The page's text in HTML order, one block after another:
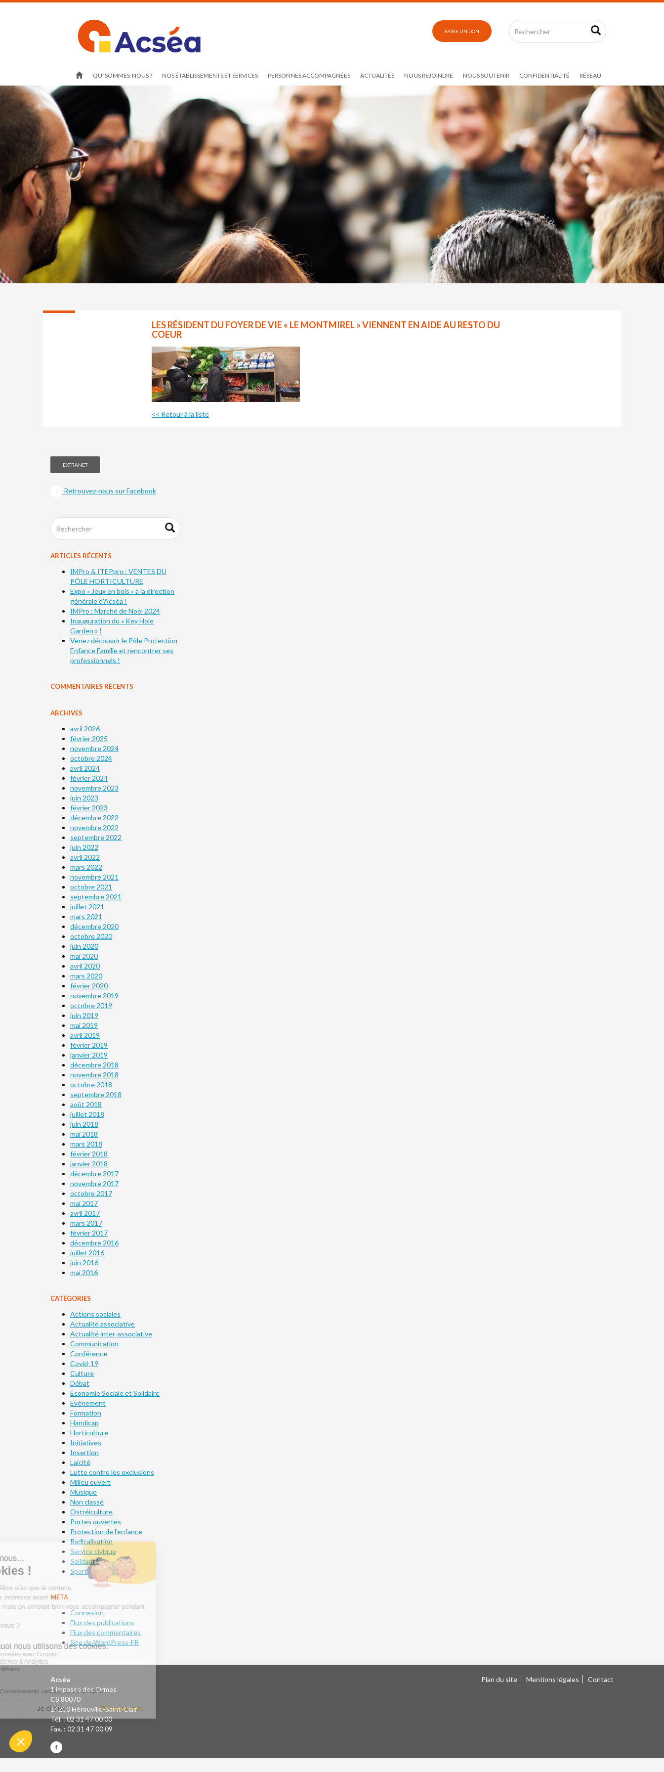
FAIRE UN DON
QUI SOMMES-NOUS ? NOS ÉTABLISSEMENTS ET SERVICES PERSONNES ACCOMPAGNÉES ACTUALITÉS NOUS REJOINDRE NOUS SOUTENIR CONFIDENTIALITÉ RÉSEAU
LES RÉSIDENT DU FOYER DE VIE « LE MONTMIREL » VIENNENT EN AIDE AU RESTO DU
COEUR
<< Retour à la liste
EXTRANET
Retrouvez-nous sur Facebook
ARTICLES RÉCENTS
IMPro & ITEPpro : VENTES DU
PÔLE HORTICULTURE
Expo « Jeux en bois » à la direction
générale d’Acséa !
IMPro : Marché de Noël 2024
Inauguration du « Key Hole
Garden » !
Venez découvrir le Pôle Protection
Enfance Famille et rencontrer ses
professionnels !
COMMENTAIRES RÉCENTS
ARCHIVES
avril 2026
février 2025
novembre 2024
octobre 2024
avril 2024
février 2024
novembre 2023
juin 2023
février 2023
décembre 2022
novembre 2022
septembre 2022
juin 2022
avril 2022
mars 2022
novembre 2021
octobre 2021
septembre 2021
juillet 2021
mars 2021
décembre 2020
octobre 2020
juin 2020
mai 2020
avril 2020
mars 2020
février 2020
novembre 2019
octobre 2019
juin 2019
mai 2019
avril 2019
février 2019
janvier 2019
décembre 2018
novembre 2018
octobre 2018
septembre 2018
août 2018
juillet 2018
juin 2018
mai 2018
mars 2018
février 2018
janvier 2018
décembre 2017
novembre 2017
octobre 2017
mai 2017
avril 2017
mars 2017
février 2017
décembre 2016
juillet 2016
juin 2016
mai 2016
CATÉGORIES
Actions sociales
Actualité associative
Actualité inter-associative
Communication
Conférence
Covid-19
Culture
Débat
Économie Sociale et Solidaire
Evénement
Formation
Handicap
Horticulture
Initiatives
Insertion
Laïcité
Lutte contre les exclusions
Milieu ouvert
Musique
Non classé
Ostréiculture
Portes ouvertes
Protection de l'enfance
Radicalisation
Service civique
Solidarité
Sport
MÉTA
Connexion
Flux des publications
Flux des commentaires
Site de WordPress-FR
Acséa
1 impasse des Ormes
CS 80070
14200 Hérouville-Saint-Clair
Tél. : 02 31 47 00 00
Fax. : 02 31 47 00 09
Plan du site Mentions légales Contact